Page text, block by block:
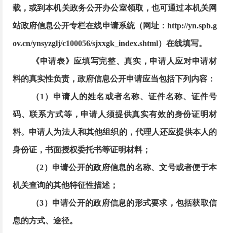
载，或到本机关政务公开办公室领取，也可通过本机关网
站政府信息公开专栏在线申请系统（网址： http://yn.spb.g
ov.cn/ynsyzglj/c100056/sjxxgk_index.shtml）在线填写。
《申请表》应填写完整、真实，申请人应对申请材
料的真实性负责，政府信息公开申请应当包括下列内容：
（1）申请人的姓名或者名称、证件名称、证件号
码、联系方式等，申请人须提供真实有效的身份证明材
料。申请人为法人和其他组织的，代理人还应提供本人的
身份证，书面授权委托书等证明材料；
（2）申请公开的政府信息的名称、文号或者便于本
机关查询的其他特征性描述；
（3）申请公开的政府信息的形式要求，包括获取信
息的方式、途径。